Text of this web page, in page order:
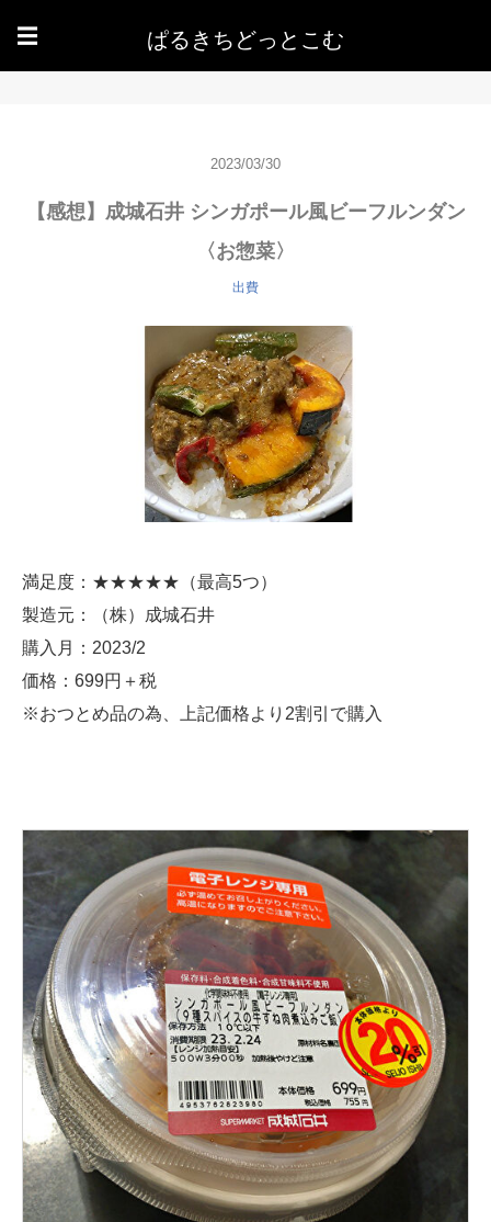
☰ ぱるきちどっとこむ
2023/03/30
【感想】成城石井 シンガポール風ビーフルンダン
〈お惣菜〉
出費
満足度：★★★★★（最高5つ）
製造元：（株）成城石井
購入月：2023/2
価格：699円＋税
※おつとめ品の為、上記価格より2割引で購入